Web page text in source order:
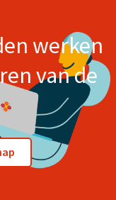
werken
van de